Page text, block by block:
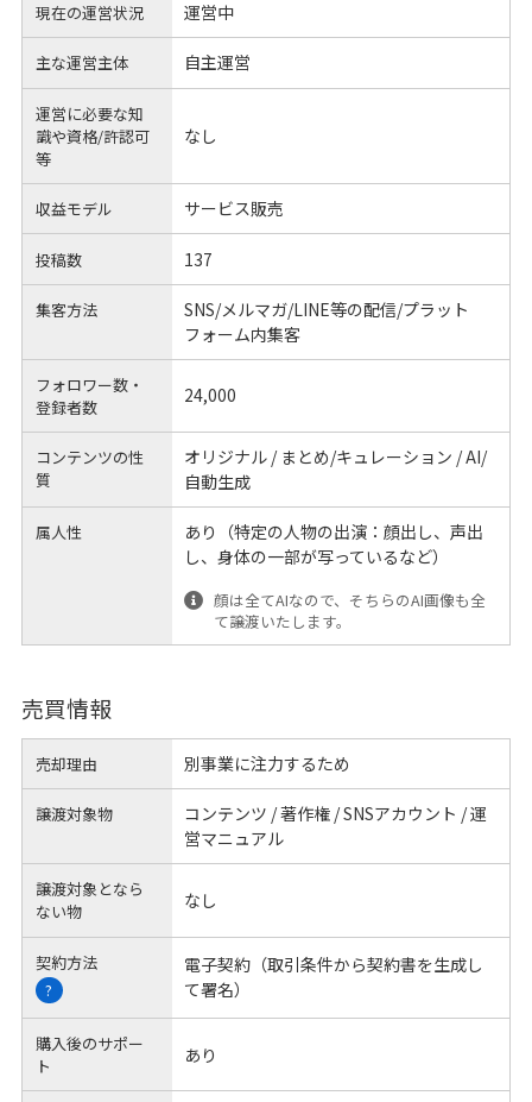
現在の運営状況 運営中
主な運営主体 自主運営
運営に必要な知
識や資格/許認可
等
なし
収益モデル サービス販売
投稿数 137
集客方法
SNS/メルマガ/LINE等の配信/プラット
フォーム内集客
フォロワー数・
登録者数
24,000
コンテンツの性
質
オリジナル / まとめ/キュレーション / AI/
自動生成
属人性
あり（特定の人物の出演：顔出し、声出
し、身体の一部が写っているなど）
顔は全てAIなので、そちらのAI画像も全
て譲渡いたします。
売買情報
売却理由 別事業に注力するため
譲渡対象物
コンテンツ / 著作権 / SNSアカウント / 運
営マニュアル
譲渡対象となら
ない物
なし
契約方法
?
電子契約（取引条件から契約書を生成し
て署名）
購入後のサポー
ト
あり